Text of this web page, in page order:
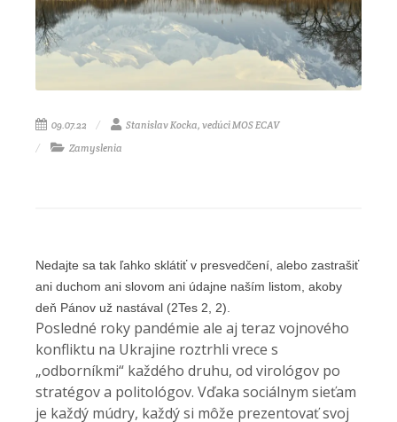
09.07.22
Stanislav Kocka, vedúci MOS ECAV
Zamyslenia
Nedajte sa tak ľahko sklátiť v presvedčení, alebo zastrašiť
ani duchom ani slovom ani údajne naším listom, akoby
deň Pánov už nastával (2Tes 2, 2).
Posledné roky pandémie ale aj teraz vojnového
konfliktu na Ukrajine roztrhli vrece s
„odborníkmi“ každého druhu, od virológov po
stratégov a politológov. Vďaka sociálnym sieťam
je každý múdry, každý si môže prezentovať svoj